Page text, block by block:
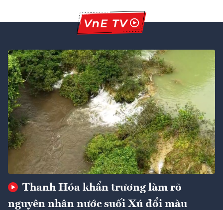
Thanh Hóa khẩn trương làm rõ
nguyên nhân nước suối Xú đổi màu